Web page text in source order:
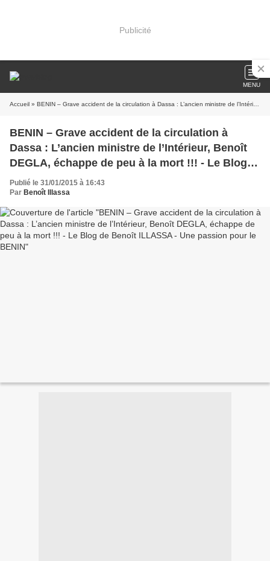
Publicité
MENU
Accueil » BENIN – Grave accident de la circulation à Dassa : L’ancien ministre de l’Intérieur, Benoît DEGLA, échappe de peu à la mort !!! - Le Blog de Benoît ILLASSA - Une passion pour le BENIN
BENIN – Grave accident de la circulation à
Dassa : L’ancien ministre de l’Intérieur, Benoît
DEGLA, échappe de peu à la mort !!! - Le Blog
de Benoît ILLASSA - Une passion pour le BENIN
Publié le 31/01/2015 à 16:43
Par Benoît Illassa